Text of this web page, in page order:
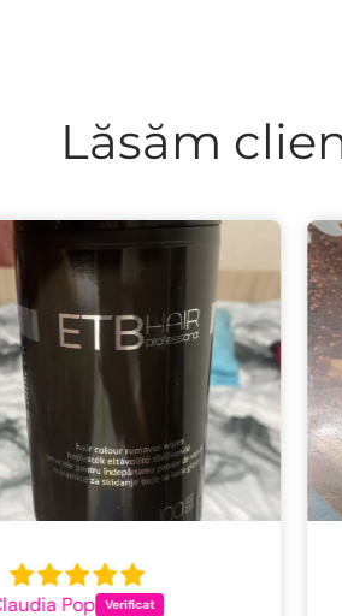
Lăsăm
Livia Pintea